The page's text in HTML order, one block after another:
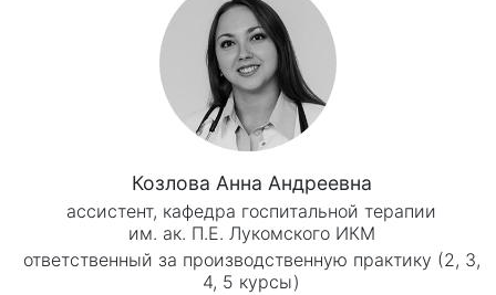
Козлова Анна Андреевна
ассистент, кафедра госпитальной терапии
им. ак. П.Е. Лукомского ИКМ
ответственный за производственную практику (2, 3,
4, 5 курсы)